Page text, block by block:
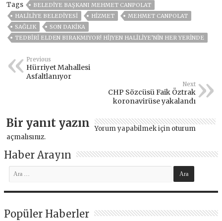
Tags
BELEDIYE BAŞKANI MEHMET CANPOLAT
HALİLİYE BELEDİYESİ
HİZMET
MEHMET CANPOLAT
SAĞLIK
SON DAKIKA
TEDBİRİ ELDEN BIRAKMIYOR! HİJYEN HALİLİYE’NİN HER YERİNDE
Previous
Hürriyet Mahallesi
Asfaltlanıyor
Next
CHP Sözcüsü Faik Öztrak
koronavirüse yakalandı
Bir yanıt yazın Yorum yapabilmek için oturum
açmalısınız.
Haber Arayın
Popüler Haberler